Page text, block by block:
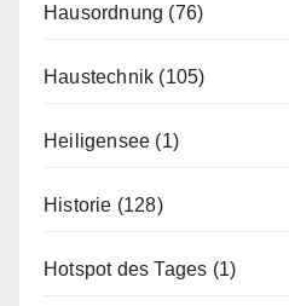
Hausordnung (76)
Haustechnik (105)
Heiligensee (1)
Historie (128)
Hotspot des Tages (1)